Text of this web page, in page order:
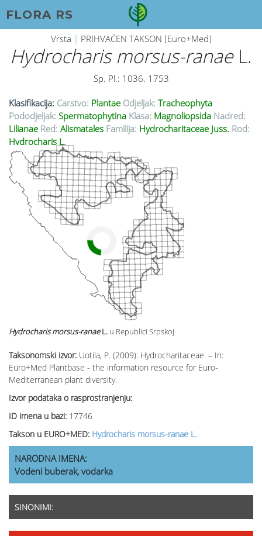
FLORA RS
Vrsta | PRIHVAĆEN TAKSON [Euro+Med]
Hydrocharis morsus-ranaeL.
Sp. Pl.: 1036. 1753
Klasifikacija: Carstvo: Plantae Odjeljak: Tracheophyta
Pododjeljak: Spermatophytina Klasa: Magnoliopsida Nadred:
Lilianae Red: Alismatales Familija: Hydrocharitaceae Juss. Rod:
Hydrocharis L.
Taksonomski izvor: Uotila, P. (2009): Hydrocharitaceae. – In:
Euro+Med Plantbase - the information resource for Euro-
Mediterranean plant diversity.
Izvor podataka o rasprostranjenju:
ID imena u bazi: 17746
Takson u EURO+MED: Hydrocharis morsus-ranae L.
Hydrocharis morsus-ranaeL. u Republici Srpskoj
NARODNA IMENA:
Vodeni buberak, vodarka
SINONIMI: